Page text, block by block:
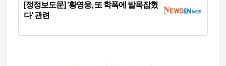
[정정보도문] ‘황영웅, 또 학폭에 발목잡혔
다’ 관련